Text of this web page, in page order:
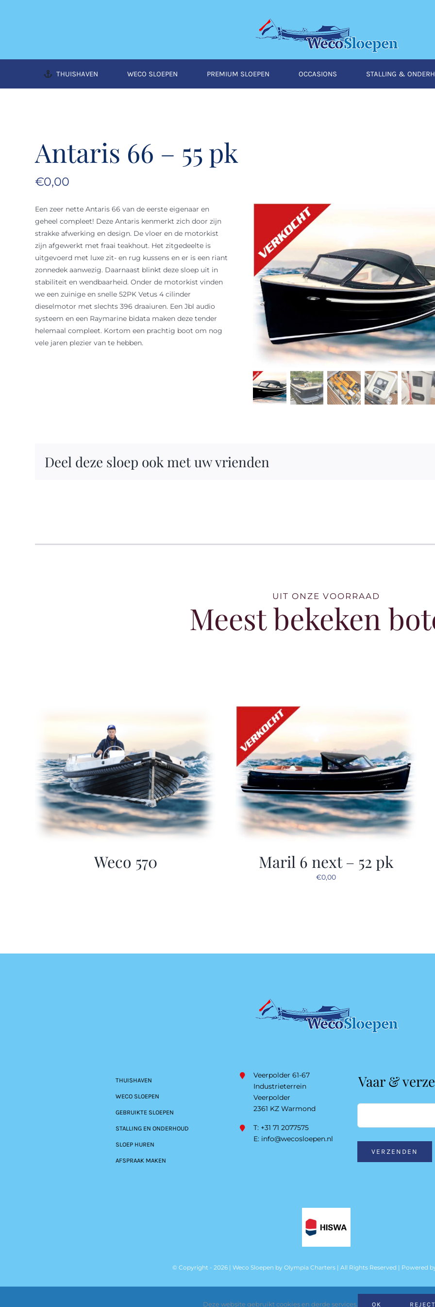
THUISHAVEN WECO SLOEPEN PREMIUM SLOEPEN OCCASIONS STALLING &
Antaris 66 – 55 pk
€0,00
Een zeer nette Antaris 66 van de eerste eigenaar en
geheel compleet! Deze Antaris kenmerkt zich door zijn
strakke afwerking en design. De vloer en de motorkist
zijn afgewerkt met fraai teakhout. Het zitgedeelte is
uitgevoerd met luxe zit- en rug kussens en er is een riant
zonnedek aanwezig. Daarnaast blinkt deze sloep uit in
stabiliteit en wendbaarheid. Onder de motorkist vinden
we een zuinige en snelle 52PK Vetus 4 cilinder
dieselmotor met slechts 396 draaiuren. Een Jbl audio
systeem en een Raymarine bidata maken deze tender
helemaal compleet. Kortom een prachtig boot om nog
vele jaren plezier van te hebben.
Deel deze sloep ook met uw vrienden
UIT ONZE VOORRAAD
Meest bekeken
Weco 570 Maril 6 next – 52 pk
€0,00
THUISHAVEN
WECO SLOEPEN
GEBRUIKTE SLOEPEN
STALLING EN ONDERHOUD
SLOEP HUREN
AFSPRAAK MAKEN
Veerpolder 61-67
Industrieterrein
Veerpolder
2361 KZ Warmond
T: +31 71 2077575
E: info@wecosloepen.nl
Vaar &
VERZENDEN
© Copyright - 2026 | Weco Sloepen by Olympia Charters| All Rights Reserved | Powered
Deze website gebruikt cookies en derde services. OK